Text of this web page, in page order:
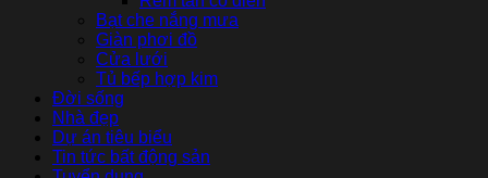
Bạt che nắng mưa
Giàn phơi đồ
Cửa lưới
Tủ bếp hợp kim
Đời sống
Nhà đẹp
Dự án tiêu biểu
Tin tức bất động sản